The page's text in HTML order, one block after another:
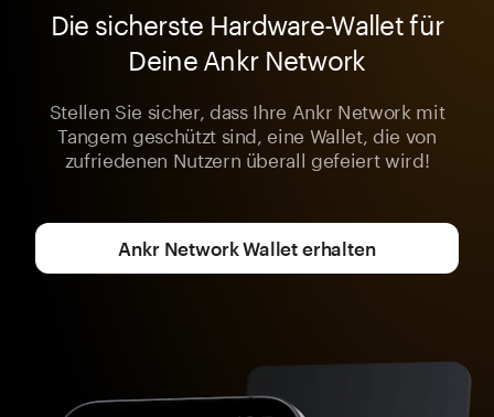
Die sicherste Hardware-Wallet für
Deine Ankr Network
Stellen Sie sicher, dass Ihre Ankr Network mit
Tangem geschützt sind, eine Wallet, die von
zufriedenen Nutzern überall gefeiert wird!
Ankr Network Wallet erhalten